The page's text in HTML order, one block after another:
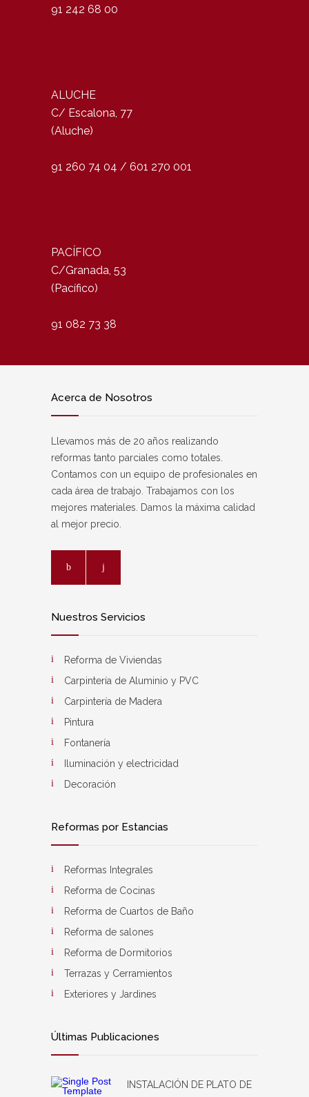
91 242 68 00
ALUCHE
C/ Escalona, 77
(Aluche)
91 260 74 04 / 601 270 001
PACÍFICO
C/Granada, 53
(Pacífico)
91 082 73 38
Acerca de Nosotros
Llevamos más de 20 años realizando
reformas tanto parciales como totales.
Contamos con un equipo de profesionales en
cada área de trabajo. Trabajamos con los
mejores materiales. Damos la máxima calidad
al mejor precio.
Nuestros Servicios
Reforma de Viviendas
Carpintería de Aluminio y PVC
Carpintería de Madera
Pintura
Fontanería
Iluminación y electricidad
Decoración
Reformas por Estancias
Reformas Integrales
Reforma de Cocinas
Reforma de Cuartos de Baño
Reforma de salones
Reforma de Dormitorios
Terrazas y Cerramientos
Exteriores y Jardines
Últimas Publicaciones
INSTALACIÓN DE PLATO DE